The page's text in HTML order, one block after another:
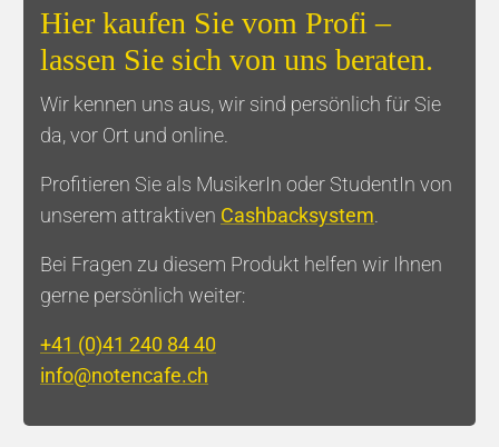
Hier kaufen Sie vom Profi –
lassen Sie sich von uns beraten.
Wir kennen uns aus, wir sind persönlich für Sie
da, vor Ort und online.
Profitieren Sie als MusikerIn oder StudentIn von
unserem attraktiven Cashbacksystem.
Bei Fragen zu diesem Produkt helfen wir Ihnen
gerne persönlich weiter:
+41 (0)41 240 84 40
info@notencafe.ch